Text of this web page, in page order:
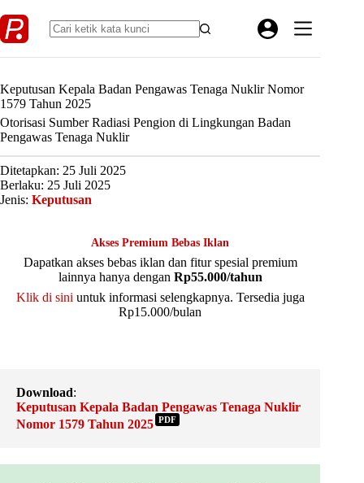
to
content
Keputusan Kepala Badan Pengawas Tenaga Nuklir Nomor
1579 Tahun 2025
Otorisasi Sumber Radiasi Pengion di Lingkungan Badan
Pengawas Tenaga Nuklir
Ditetapkan: 25 Juli 2025
Berlaku: 25 Juli 2025
Jenis: Keputusan
Akses Premium Bebas Iklan
Dapatkan akses bebas iklan dan fitur spesial premium
lainnya hanya dengan Rp55.000/tahun
Klik di sini untuk informasi selengkapnya. Tersedia juga
Rp15.000/bulan
Download:
Keputusan Kepala Badan Pengawas Tenaga Nuklir
Nomor 1579 Tahun 2025 PDF